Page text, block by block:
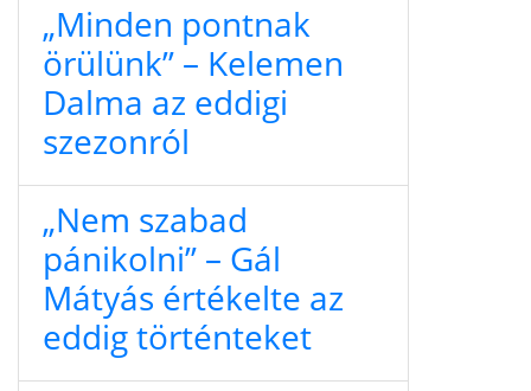
„Minden pontnak
örülünk” – Kelemen
Dalma az eddigi
szezonról
„Nem szabad
pánikolni” – Gál
Mátyás értékelte az
eddig történteket